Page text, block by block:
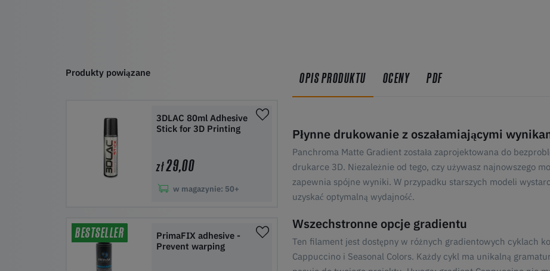
OPIS PRODUKTU OCENY PDF
Płynne drukowanie z oszałamiającymi
Panchroma Matte Gradient została zaprojektowana do
drukarce 3D. Niezależnie od tego, czy używasz najnowszego
zapewnia spójne wyniki. W przypadku starszych modeli
uzyskać optymalną wydajność.
Wszechstronne opcje gradientu
Ten filament jest dostępny w różnych gradientowych cyklach
Cappuccino i Seasonal Colors. Każdy cykl ma unikalną
Produkty powiązane
3DLAC 80ml Adhesive
Stick for 3D Printing
zł29,00
w magazynie: 50+
BESTSELLER
PrimaFIX adhesive -
Prevent warping